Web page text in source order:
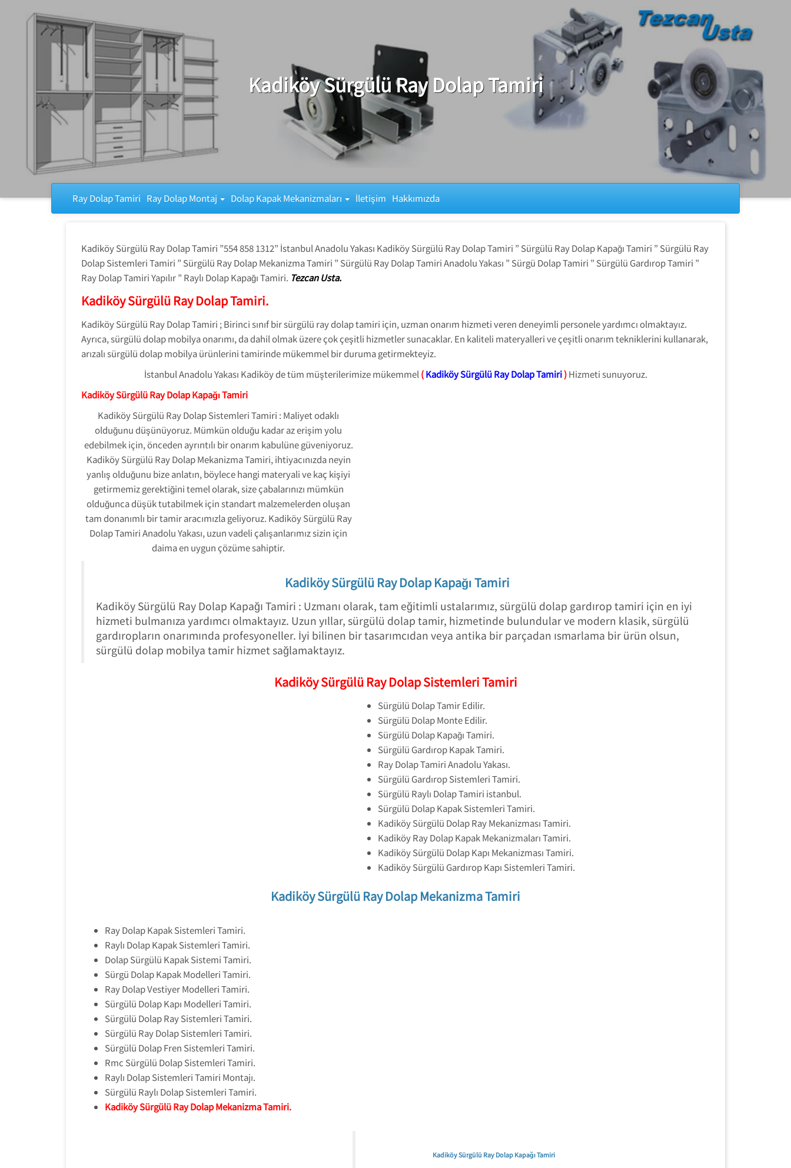
Kadiköy Sürgülü Ray Dolap Tamiri
Ray Dolap Tamiri Ray Dolap Montaj Dolap Kapak Mekanizmaları İletişim Hakkımızda
Kadiköy Sürgülü Ray Dolap Tamiri ”554 858 1312” İstanbul Anadolu Yakası Kadiköy Sürgülü Ray Dolap Tamiri ” Sürgülü Ray Dolap Kapağı Tamiri ” Sürgülü Ray
Dolap Sistemleri Tamiri ” Sürgülü Ray Dolap Mekanizma Tamiri ” Sürgülü Ray Dolap Tamiri Anadolu Yakası ” Sürgü Dolap Tamiri ” Sürgülü Gardırop Tamiri ”
Ray Dolap Tamiri Yapılır ” Raylı Dolap Kapağı Tamiri. Tezcan Usta.
Kadiköy Sürgülü Ray Dolap Tamiri.
Kadiköy Sürgülü Ray Dolap Tamiri ; Birinci sınıf bir sürgülü ray dolap tamiri için, uzman onarım hizmeti veren deneyimli personele yardımcı olmaktayız.
Ayrıca, sürgülü dolap mobilya onarımı, da dahil olmak üzere çok çeşitli hizmetler sunacaklar. En kaliteli materyalleri ve çeşitli onarım tekniklerini kullanarak,
arızalı sürgülü dolap mobilya ürünlerini tamirinde mükemmel bir duruma getirmekteyiz.
İstanbul Anadolu Yakası Kadiköy de tüm müşterilerimize mükemmel ( Kadiköy Sürgülü Ray Dolap Tamiri) Hizmeti sunuyoruz.
Kadiköy Sürgülü Ray Dolap Kapağı Tamiri
Kadiköy Sürgülü Ray Dolap Sistemleri Tamiri : Maliyet odaklı
olduğunu düşünüyoruz. Mümkün olduğu kadar az erişim yolu
edebilmek için, önceden ayrıntılı bir onarım kabulüne güveniyoruz.
Kadiköy Sürgülü Ray Dolap Mekanizma Tamiri, ihtiyacınızda neyin
yanlış olduğunu bize anlatın, böylece hangi materyali ve kaç kişiyi
getirmemiz gerektiğini temel olarak, size çabalarınızı mümkün
olduğunca düşük tutabilmek için standart malzemelerden oluşan
tam donanımlı bir tamir aracımızla geliyoruz. Kadiköy Sürgülü Ray
Dolap Tamiri Anadolu Yakası, uzun vadeli çalışanlarımız sizin için
daima en uygun çözüme sahiptir.
Kadiköy Sürgülü Ray Dolap Kapağı Tamiri
Kadiköy Sürgülü Ray Dolap Kapağı Tamiri : Uzmanı olarak, tam eğitimli ustalarımız, sürgülü dolap gardırop tamiri için en iyi
hizmeti bulmanıza yardımcı olmaktayız. Uzun yıllar, sürgülü dolap tamir, hizmetinde bulundular ve modern klasik, sürgülü
gardıropların onarımında profesyoneller. İyi bilinen bir tasarımcıdan veya antika bir parçadan ısmarlama bir ürün olsun,
sürgülü dolap mobilya tamir hizmet sağlamaktayız.
Kadiköy Sürgülü Ray Dolap Sistemleri Tamiri
Sürgülü Dolap Tamir Edilir.
Sürgülü Dolap Monte Edilir.
Sürgülü Dolap Kapağı Tamiri.
Sürgülü Gardırop Kapak Tamiri.
Ray Dolap Tamiri Anadolu Yakası.
Sürgülü Gardırop Sistemleri Tamiri.
Sürgülü Raylı Dolap Tamiri istanbul.
Sürgülü Dolap Kapak Sistemleri Tamiri.
Kadiköy Sürgülü Dolap Ray Mekanizması Tamiri.
Kadiköy Ray Dolap Kapak Mekanizmaları Tamiri.
Kadiköy Sürgülü Dolap Kapı Mekanizması Tamiri.
Kadiköy Sürgülü Gardırop Kapı Sistemleri Tamiri.
Kadiköy Sürgülü Ray Dolap Mekanizma Tamiri
Ray Dolap Kapak Sistemleri Tamiri.
Raylı Dolap Kapak Sistemleri Tamiri.
Dolap Sürgülü Kapak Sistemi Tamiri.
Sürgü Dolap Kapak Modelleri Tamiri.
Ray Dolap Vestiyer Modelleri Tamiri.
Sürgülü Dolap Kapı Modelleri Tamiri.
Sürgülü Dolap Ray Sistemleri Tamiri.
Sürgülü Ray Dolap Sistemleri Tamiri.
Sürgülü Dolap Fren Sistemleri Tamiri.
Rmc Sürgülü Dolap Sistemleri Tamiri.
Raylı Dolap Sistemleri Tamiri Montajı.
Sürgülü Raylı Dolap Sistemleri Tamiri.
Kadiköy Sürgülü Ray Dolap Mekanizma Tamiri.
Kadiköy Sürgülü Ray Dolap Kapağı Tamiri